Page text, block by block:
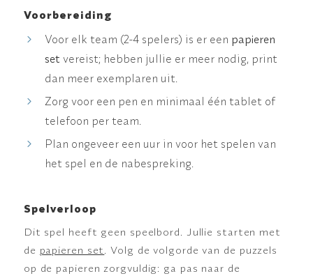
Voorbereiding
Voor elk team (2-4 spelers) is er een papieren
set vereist; hebben jullie er meer nodig, print
dan meer exemplaren uit.
Zorg voor een pen en minimaal één tablet of
telefoon per team.
Plan ongeveer een uur in voor het spelen van
het spel en de nabespreking.
Spelverloop
Dit spel heeft geen speelbord. Jullie starten met
de papieren set. Volg de volgorde van de puzzels
op de papieren zorgvuldig: ga pas naar de